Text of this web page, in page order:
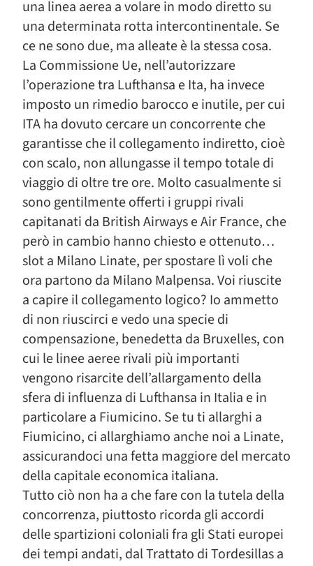
una linea aerea a volare in modo diretto su
una determinata rotta intercontinentale. Se
ce ne sono due, ma alleate è la stessa cosa.
La Commissione Ue, nell’autorizzare
l’operazione tra Lufthansa e Ita, ha invece
imposto un rimedio barocco e inutile, per cui
ITA ha dovuto cercare un concorrente che
garantisse che il collegamento indiretto, cioè
con scalo, non allungasse il tempo totale di
viaggio di oltre tre ore. Molto casualmente si
sono gentilmente offerti i gruppi rivali
capitanati da British Airways e Air France, che
però in cambio hanno chiesto e ottenuto…
slot a Milano Linate, per spostare lì voli che
ora partono da Milano Malpensa. Voi riuscite
a capire il collegamento logico? Io ammetto
di non riuscirci e vedo una specie di
compensazione, benedetta da Bruxelles, con
cui le linee aeree rivali più importanti
vengono risarcite dell’allargamento della
sfera di influenza di Lufthansa in Italia e in
particolare a Fiumicino. Se tu ti allarghi a
Fiumicino, ci allarghiamo anche noi a Linate,
assicurandoci una fetta maggiore del mercato
della capitale economica italiana.
Tutto ciò non ha a che fare con la tutela della
concorrenza, piuttosto ricorda gli accordi
delle spartizioni coloniali fra gli Stati europei
dei tempi andati, dal Trattato di Tordesillas a